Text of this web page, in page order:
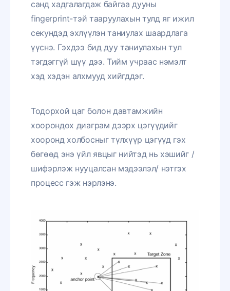
санд хадгалагдаж байгаа дууны
fingerprint-тэй тааруулахын тулд яг ижил
секундэд эхлүүлэн таниулах шаардлага
үүснэ. Гэхдээ бид дуу таниулахын тул
тэгдэггүй шүү дээ. Тийм учраас нэмэлт
хэд хэдэн алхмууд хийгддэг.
Тодорхой цаг болон давтамжийн
хоорондох диаграм дээрх цэгүүдийг
хооронд холбосныг түлхүүр цэгүүд гэх
бөгөөд энэ үйл явцыг нийтэд нь хэшийг /
шифэрлэж нууцалсан мэдээлэл/ нэтгэх
процесс гэж нэрлэнэ.